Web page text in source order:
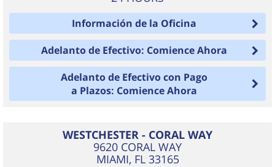
Información de la Oficina
Adelanto de Efectivo: Comience Ahora
Adelanto de Efectivo con Pago
a Plazos: Comience Ahora
WESTCHESTER - CORAL WAY
9620 CORAL WAY
MIAMI, FL 33165